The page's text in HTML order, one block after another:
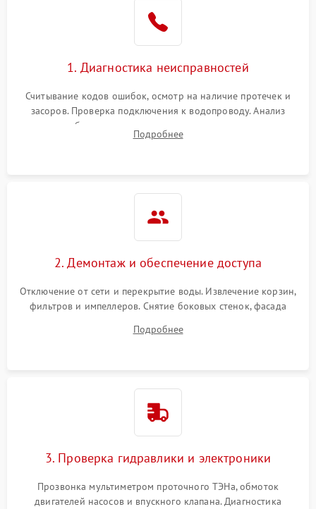
Проблемы с1. Диагностика неисправностей
Считывание кодов ошибок, осмотр на наличие протечек и
засоров. Проверка подключения к водопроводу. Анализ
жалоб на отсутствие слива, нагрева, вращения
разбрызгивателей или срабатывание системы защиты
Подробнее
2. Демонтаж и обеспечение доступа
Отключение от сети и перекрытие воды. Извлечение корзин,
фильтров и импеллеров. Снятие боковых стенок, фасада
циркуляционному насосу, ТЭНу и сливной помпе.
Подробнее
3. Проверка гидравлики и электроники
Прозвонка мультиметром проточного ТЭНа, обмоток
двигателей насосов и впускного клапана. Диагностика